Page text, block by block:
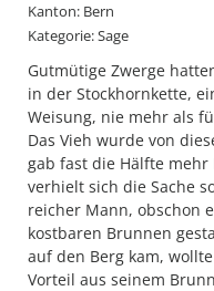
Kanton: Bern
Kategorie: Sage
Gutmütige Zwerge
in der Stockhornkette,
Weisung, nie mehr als
Das Vieh wurde von
gab fast die Hälfte mehr
verhielt sich die Sache
reicher Mann, obschon
kostbaren Brunnen
auf den Berg kam,
Vorteil aus seinem